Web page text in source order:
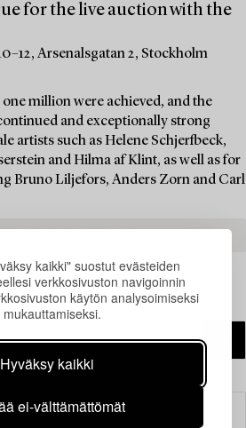
kaikki" suostut evästeiden
verkkosivuston navigoinnin
käytön analysoimiseksi
Hyväksy kaikki
ei-välttämättömät
for the live auction with the
Arsenalsgatan 2, Stockholm
million were achieved, and the
and exceptionally strong
artists such as Helene Schjerfbeck,
and Hilma af Klint, as well as for
Bruno Liljefors, Anders Zorn and Carl
Suodatin